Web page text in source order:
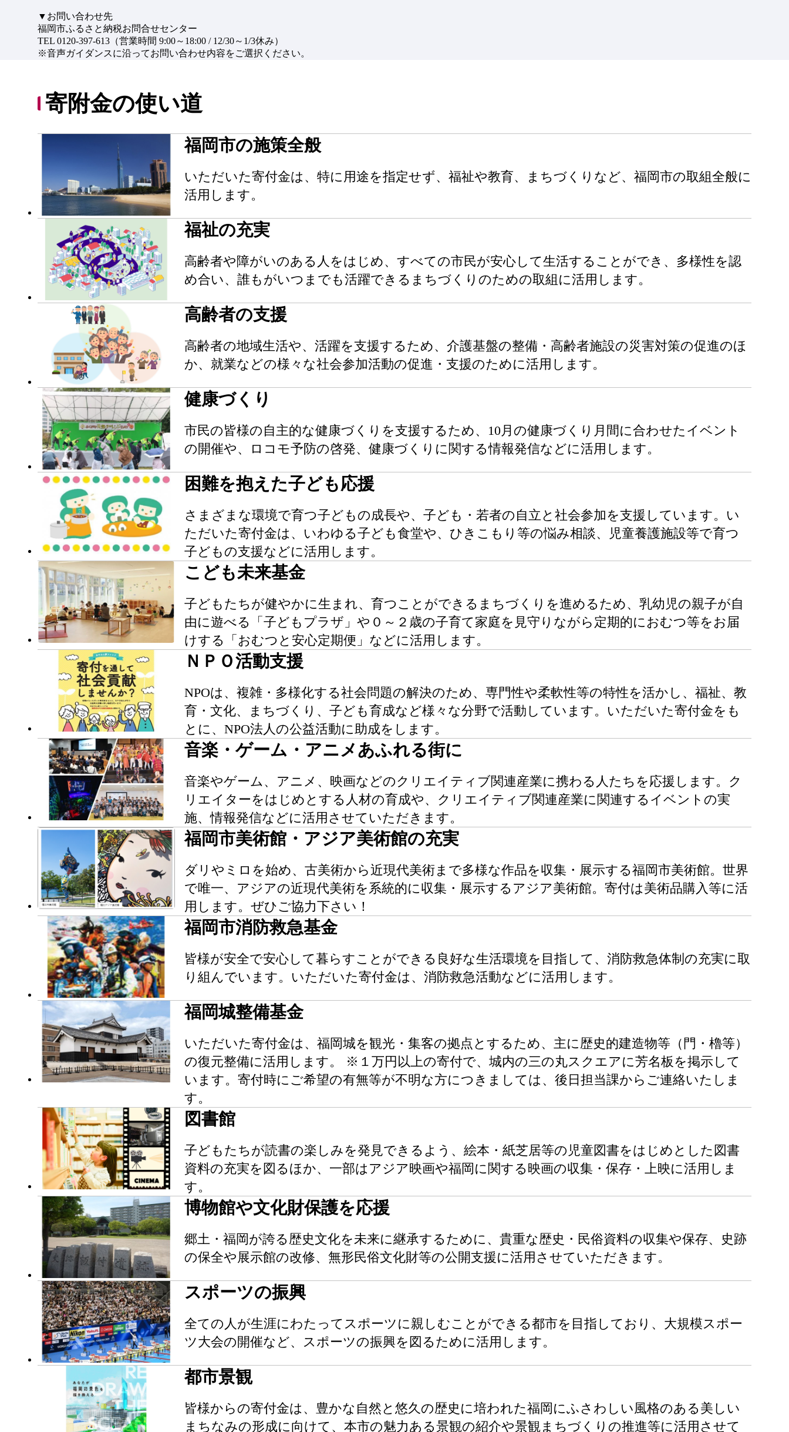
▼お問い合わせ先
福岡市ふるさと納税お問合せセンター
TEL 0120-397-613（営業時間 9:00～18:00 / 12/30～1/3休み）
※音声ガイダンスに沿ってお問い合わせ内容をご選択ください。
寄附金の使い道
福岡市の施策全般
いただいた寄付金は、特に用途を指定せず、福祉や教育、まちづくりなど、福岡市の取組全般に
活用します。
福祉の充実
高齢者や障がいのある人をはじめ、すべての市民が安心して生活することができ、多様性を認
め合い、誰もがいつまでも活躍できるまちづくりのための取組に活用します。
高齢者の支援
高齢者の地域生活や、活躍を支援するため、介護基盤の整備・高齢者施設の災害対策の促進のほ
か、就業などの様々な社会参加活動の促進・支援のために活用します。
健康づくり
市民の皆様の自主的な健康づくりを支援するため、10月の健康づくり月間に合わせたイベント
の開催や、ロコモ予防の啓発、健康づくりに関する情報発信などに活用します。
困難を抱えた子ども応援
さまざまな環境で育つ子どもの成長や、子ども・若者の自立と社会参加を支援しています。い
ただいた寄付金は、いわゆる子ども食堂や、ひきこもり等の悩み相談、児童養護施設等で育つ
子どもの支援などに活用します。
こども未来基金
子どもたちが健やかに生まれ、育つことができるまちづくりを進めるため、乳幼児の親子が自
由に遊べる「子どもプラザ」や０～２歳の子育て家庭を見守りながら定期的におむつ等をお届
けする「おむつと安心定期便」などに活用します。
ＮＰＯ活動支援
NPOは、複雑・多様化する社会問題の解決のため、専門性や柔軟性等の特性を活かし、福祉、教
育・文化、まちづくり、子ども育成など様々な分野で活動しています。いただいた寄付金をも
とに、NPO法人の公益活動に助成をします。
音楽・ゲーム・アニメあふれる街に
音楽やゲーム、アニメ、映画などのクリエイティブ関連産業に携わる人たちを応援します。ク
リエイターをはじめとする人材の育成や、クリエイティブ関連産業に関連するイベントの実
施、情報発信などに活用させていただきます。
福岡市美術館・アジア美術館の充実
ダリやミロを始め、古美術から近現代美術まで多様な作品を収集・展示する福岡市美術館。世界
で唯一、アジアの近現代美術を系統的に収集・展示するアジア美術館。寄付は美術品購入等に活
用します。ぜひご協力下さい！
福岡市消防救急基金
皆様が安全で安心して暮らすことができる良好な生活環境を目指して、消防救急体制の充実に取
り組んでいます。いただいた寄付金は、消防救急活動などに活用します。
福岡城整備基金
いただいた寄付金は、福岡城を観光・集客の拠点とするため、主に歴史的建造物等（門・櫓等）
の復元整備に活用します。 ※１万円以上の寄付で、城内の三の丸スクエアに芳名板を掲示して
います。寄付時にご希望の有無等が不明な方につきましては、後日担当課からご連絡いたしま
す。
図書館
子どもたちが読書の楽しみを発見できるよう、絵本・紙芝居等の児童図書をはじめとした図書
資料の充実を図るほか、一部はアジア映画や福岡に関する映画の収集・保存・上映に活用しま
す。
博物館や文化財保護を応援
郷土・福岡が誇る歴史文化を未来に継承するために、貴重な歴史・民俗資料の収集や保存、史跡
の保全や展示館の改修、無形民俗文化財等の公開支援に活用させていただきます。
スポーツの振興
全ての人が生涯にわたってスポーツに親しむことができる都市を目指しており、大規模スポー
ツ大会の開催など、スポーツの振興を図るために活用します。
都市景観
皆様からの寄付金は、豊かな自然と悠久の歴史に培われた福岡にふさわしい風格のある美しい
まちなみの形成に向けて、本市の魅力ある景観の紹介や景観まちづくりの推進等に活用させて